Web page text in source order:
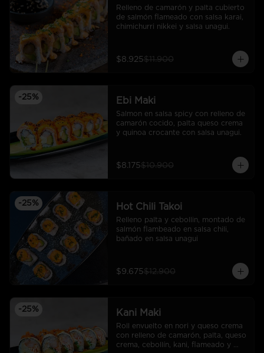
Relleno de camarón y palta cubierto
de salmón flameado con salsa karai,
chimichurri nikkei y salsa unagui.
$8.925$11.900
-25% Ebi Maki
Salmon en salsa spicy con relleno de
camarón cocido, palta queso crema
y quinoa crocante con salsa unagui.
$8.175$10.900
-25% Hot Chili Takoi
Relleno palta y cebollin, montado de
salmón flambeado en salsa chili,
bañado en salsa unagui
$9.675$12.900
-25% Kani Maki
Roll envuelto en nori y queso crema
con relleno de camarón, palta, queso
crema, cebollín, kani, flameado y